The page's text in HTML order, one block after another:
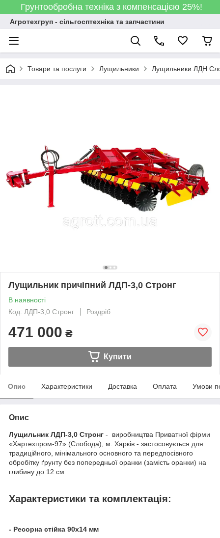
Грунтообробна техніка з компенсацією 25%!
Агротехгруп - сільгосптехніка та запчастини
Товари та послуги Лущильники Лущильники ЛДН
Лущильник причіпний ЛДП-3,0 Стронг
В наявності
Код: ЛДП-3,0 Стронг
Роздріб
471 000 ₴
Купити
Опис Характеристики Доставка Оплата Умови
Опис
Лущильник ЛДП-3,0 Стронг - виробництва Приватної фірми
«Хартехпром-97» (Слобода), м. Харків - застосовується для
традиційного, мінімального основного та передпосівного
обробітку ґрунту без попередньої оранки (замість оранки) на
глибину до 12 см
Характеристики та комплектація:
- Ресорна стійка 90х14 мм